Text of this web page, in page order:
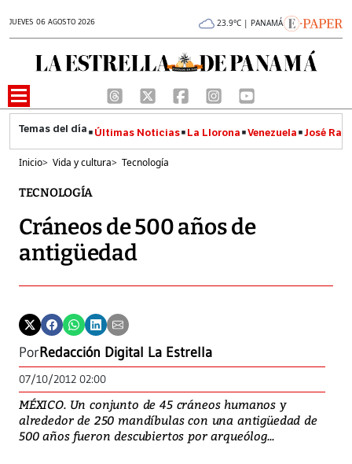
JUEVES 06 AGOSTO 2026 23.9°C | PANAMÁ
Últimas Noticias La Llorona Venezuela José
Inicio> Vida y cultura> Tecnología
TECNOLOGÍA
Cráneos de 500 años de
antigüedad
PorRedacción Digital La Estrella
07/10/2012 02:00
MÉXICO. Un conjunto de 45 cráneos humanos y
alrededor de 250 mandíbulas con una antigüedad de
500 años fueron descubiertos por arqueólog...